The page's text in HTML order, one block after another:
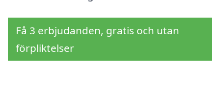
Få 3 erbjudanden, gratis och utan
förpliktelser